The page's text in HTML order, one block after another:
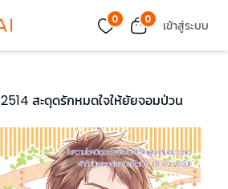
0 0 เข้าสู่ระบบ
2514 สะดุดรักหมดใจให้ยัยจอมป่วน